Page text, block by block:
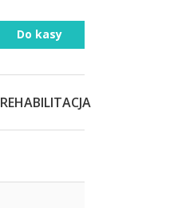
Do kasy
REHABILITACJA